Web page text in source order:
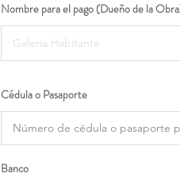
Nombre para el pago (Dueño de la
Cédula o Pasaporte
Banco